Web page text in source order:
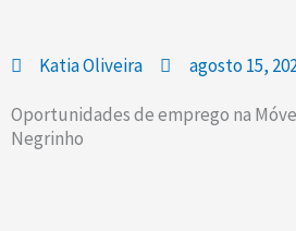
Katia Oliveira agosto 15,
Oportunidades de emprego na
Negrinho